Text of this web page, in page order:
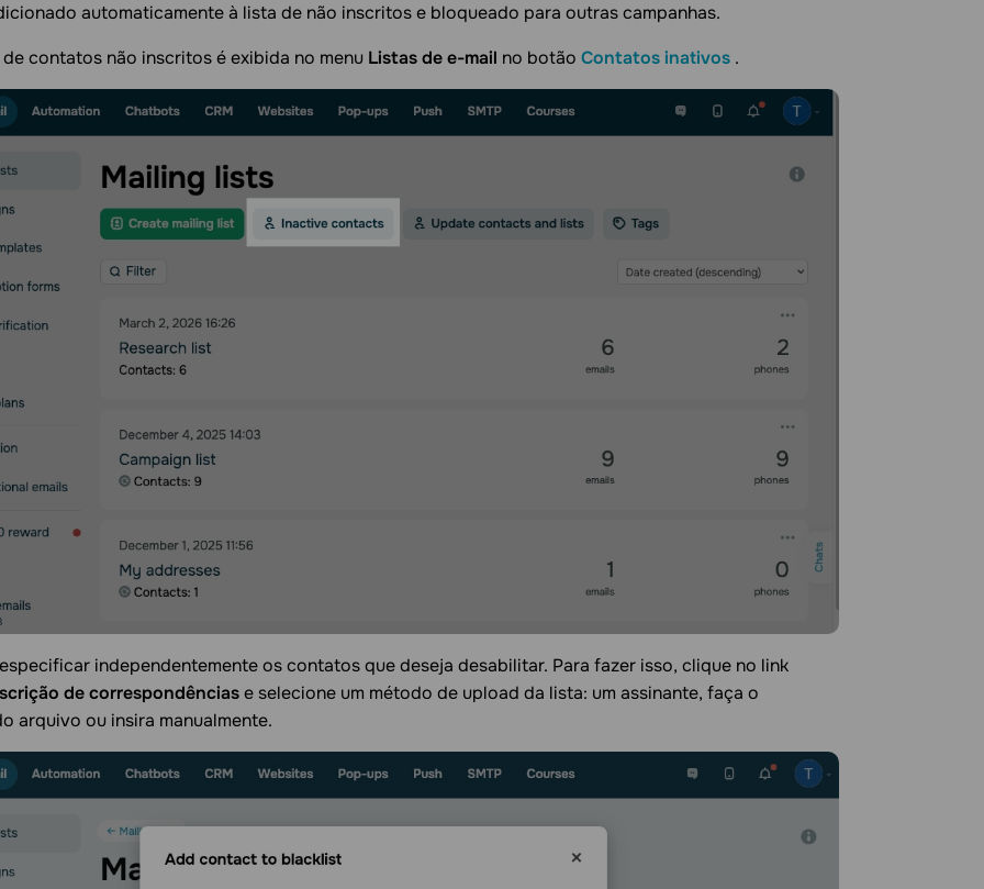
automaticamente à lista de não inscritos e bloqueado para outras campanhas.
contatos não inscritos é exibida no menu Listas de e-mail no botão Contatos inativos .
independentemente os contatos que deseja desabilitar. Para fazer isso, clique no link
de correspondênciase selecione um método de upload da lista: um assinante, faça o
arquivo ou insira manualmente.